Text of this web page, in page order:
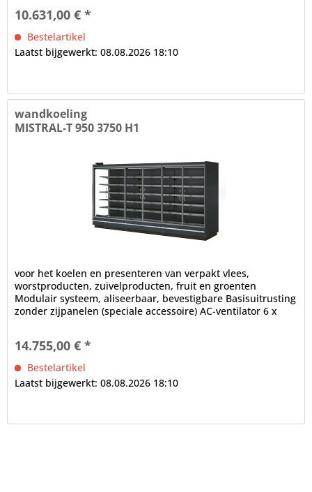
10.631,00 € *
Bestelartikel
Laatst bijgewerkt: 08.08.2026 18:10
wandkoeling
MISTRAL-T 950 3750 H1
voor het koelen en presenteren van verpakt vlees,
worstproducten, zuivelproducten, fruit en groenten
Modulair systeem, aliseerbaar, bevestigbare Basisuitrusting
zonder zijpanelen (speciale accessoire) AC-ventilator 6 x
14.755,00 € *
Bestelartikel
Laatst bijgewerkt: 08.08.2026 18:10